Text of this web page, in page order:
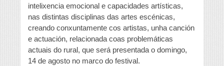
intelixencia emocional e capacidades artísticas,
nas distintas disciplinas das artes escénicas,
creando conxuntamente cos artistas, unha canción
e actuación, relacionada coas problemáticas
actuais do rural, que será presentada o domingo,
14 de agosto no marco do festival.